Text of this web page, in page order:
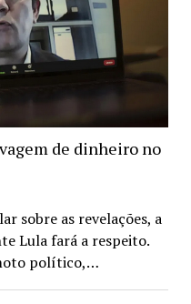
de dinheiro no
sobre as revelações, a
Lula fará a respeito.
político,…